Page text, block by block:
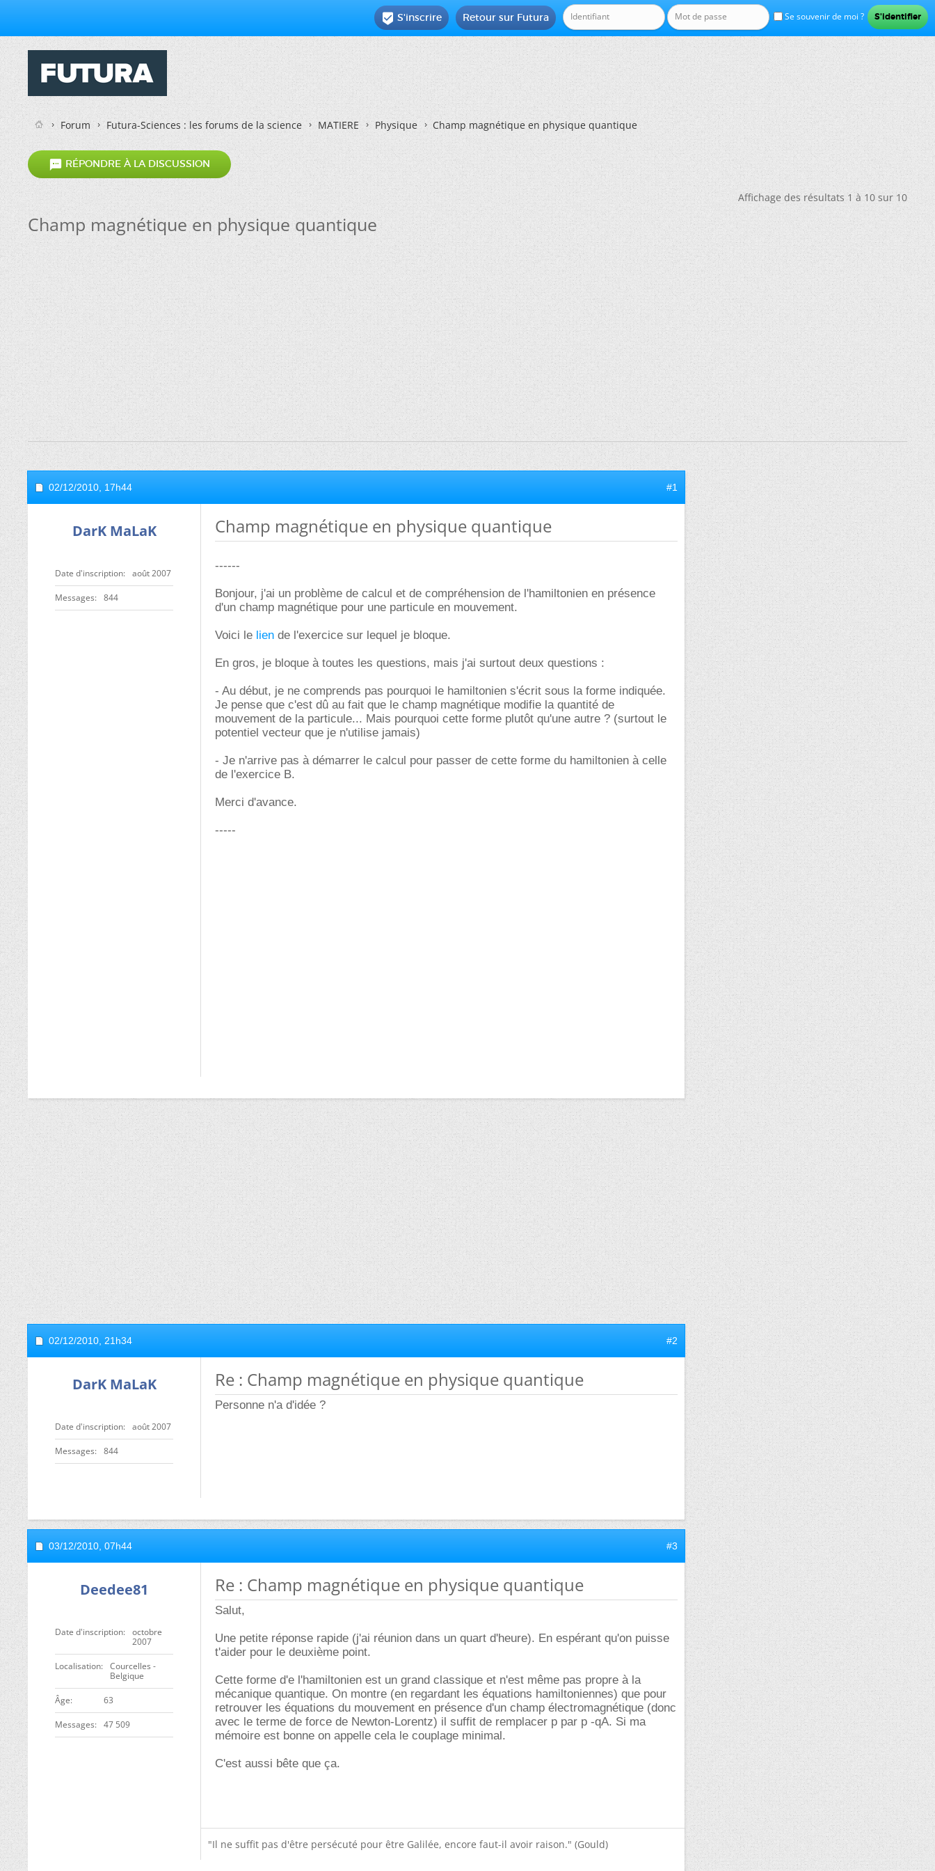
Se souvenir de moi ?
Retour sur Futura
 S'inscrire
Forum Futura-Sciences : les forums de la science MATIERE Physique Champ magnétique en physique quantique
 RÉPONDRE À LA DISCUSSION
Affichage des résultats 1 à 10 sur 10
Champ magnétique en physique quantique
02/12/2010, 17h44 #1
DarK MaLaK
Date d'inscription août 2007
Messages 844
Champ magnétique en physique quantique
------
Bonjour, j'ai un problème de calcul et de compréhension de l'hamiltonien en présence
d'un champ magnétique pour une particule en mouvement.
Voici le lien de l'exercice sur lequel je bloque.
En gros, je bloque à toutes les questions, mais j'ai surtout deux questions :
- Au début, je ne comprends pas pourquoi le hamiltonien s'écrit sous la forme indiquée.
Je pense que c'est dû au fait que le champ magnétique modifie la quantité de
mouvement de la particule... Mais pourquoi cette forme plutôt qu'une autre ? (surtout le
potentiel vecteur que je n'utilise jamais)
- Je n'arrive pas à démarrer le calcul pour passer de cette forme du hamiltonien à celle
de l'exercice B.
Merci d'avance.
-----
02/12/2010, 21h34 #2
DarK MaLaK
Date d'inscription août 2007
Messages 844
Re : Champ magnétique en physique quantique
Personne n'a d'idée ?
03/12/2010, 07h44 #3
Deedee81
Date d'inscription
octobre
2007
Localisation
Courcelles -
Belgique
ge 63
Messages 47 509
Re : Champ magnétique en physique quantique
Salut,
Une petite réponse rapide (j'ai réunion dans un quart d'heure). En espérant qu'on puisse
t'aider pour le deuxième point.
Cette forme d'e l'hamiltonien est un grand classique et n'est même pas propre à la
mécanique quantique. On montre (en regardant les équations hamiltoniennes) que pour
retrouver les équations du mouvement en présence d'un champ électromagnétique (donc
avec le terme de force de Newton-Lorentz) il suffit de remplacer p par p -qA. Si ma
mémoire est bonne on appelle cela le couplage minimal.
C'est aussi bête que ça.
"Il ne suffit pas d'être persécuté pour être Galilée, encore faut-il avoir raison." (Gould)